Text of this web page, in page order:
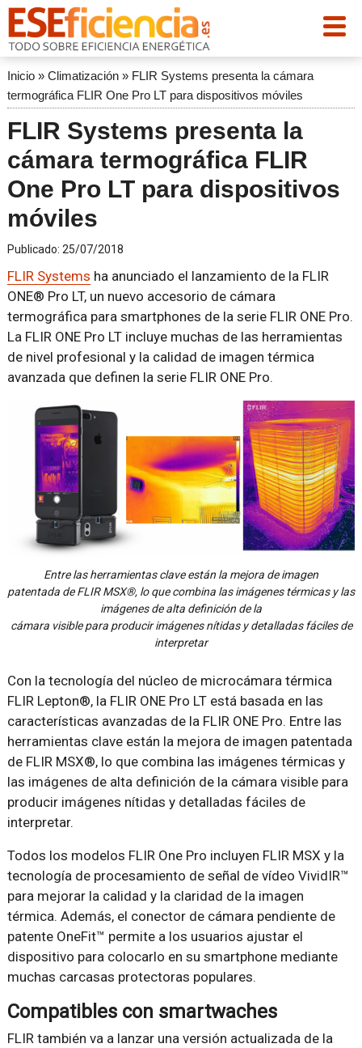
Inicio» Climatización» FLIR Systems presenta la cámara
termográfica FLIR One Pro LT para dispositivos móviles
FLIR Systems presenta la
cámara termográfica FLIR
One Pro LT para dispositivos
móviles
Publicado: 25/07/2018
FLIR Systems ha anunciado el lanzamiento de la FLIR
ONE® Pro LT, un nuevo accesorio de cámara
termográfica para smartphones de la serie FLIR ONE Pro.
La FLIR ONE Pro LT incluye muchas de las herramientas
de nivel profesional y la calidad de imagen térmica
avanzada que definen la serie FLIR ONE Pro.
Entre las herramientas clave están la mejora de imagen
patentada de FLIR MSX®, lo que combina las imágenes térmicas y las
imágenes de alta definición de la
cámara visible para producir imágenes nítidas y detalladas fáciles de
interpretar
Con la tecnología del núcleo de microcámara térmica
FLIR Lepton®, la FLIR ONE Pro LT está basada en las
características avanzadas de la FLIR ONE Pro. Entre las
herramientas clave están la mejora de imagen patentada
de FLIR MSX®, lo que combina las imágenes térmicas y
las imágenes de alta definición de la cámara visible para
producir imágenes nítidas y detalladas fáciles de
interpretar.
Todos los modelos FLIR One Pro incluyen FLIR MSX y la
tecnología de procesamiento de señal de vídeo VividIR™
para mejorar la calidad y la claridad de la imagen
térmica. Además, el conector de cámara pendiente de
patente OneFit™ permite a los usuarios ajustar el
dispositivo para colocarlo en su smartphone mediante
muchas carcasas protectoras populares.
Compatibles con smartwaches
FLIR también va a lanzar una versión actualizada de la